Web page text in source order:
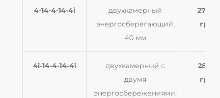
4-14-4-14-4i
двухкамерный
энергосберегающий,
40 мм
2700
грн
4i-14-4-14-4i
двухкамерный с
двумя
энергосбережениями,
2830
грн